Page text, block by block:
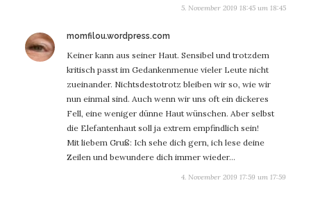
5. November 2019 18:45 um 18:45
momfilou.wordpress.com
Keiner kann aus seiner Haut. Sensibel und trotzdem
kritisch passt im Gedankenmenue vieler Leute nicht
zueinander. Nichtsdestotrotz bleiben wir so, wie wir
nun einmal sind. Auch wenn wir uns oft ein dickeres
Fell, eine weniger dünne Haut wünschen. Aber selbst
die Elefantenhaut soll ja extrem empfindlich sein!
Mit liebem Gruß: Ich sehe dich gern, ich lese deine
Zeilen und bewundere dich immer wieder…
4. November 2019 17:59 um 17:59